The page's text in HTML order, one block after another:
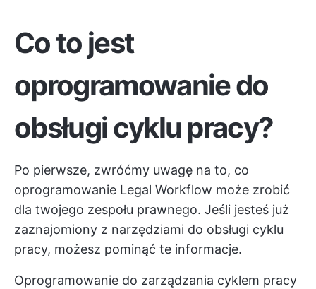
Co to jest
oprogramowanie do
obsługi cyklu pracy?
Po pierwsze, zwróćmy uwagę na to, co
oprogramowanie Legal Workflow może zrobić
dla twojego zespołu prawnego. Jeśli jesteś już
zaznajomiony z narzędziami do obsługi cyklu
pracy, możesz pominąć te informacje.
Oprogramowanie do zarządzania cyklem pracy